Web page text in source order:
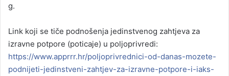
g.
Link koji se tiče podnošenja jedinstvenog zahtjeva za
izravne potpore (poticaje) u poljoprivredi:
https://www.apprrr.hr/poljoprivrednici-od-danas-mozete-
podnijeti-jedinstveni-zahtjev-za-izravne-potpore-i-iaks-